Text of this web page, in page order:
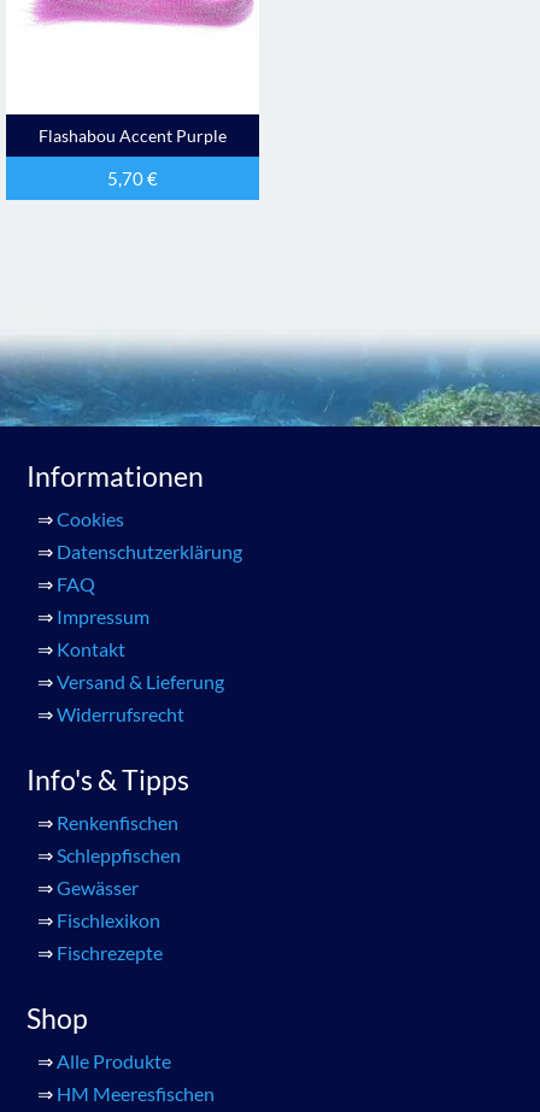
Flashabou Accent Purple
5,70€
Informationen
⇒Cookies
⇒ Datenschutzerklärung
⇒ FAQ
⇒ Impressum
⇒ Kontakt
⇒Versand & Lieferung
⇒Widerrufsrecht
Info's & Tipps
⇒ Renkenfischen
⇒Schleppfischen
⇒Gewässer
⇒ Fischlexikon
⇒ Fischrezepte
Shop
⇒Alle Produkte
⇒ HM Meeresfischen